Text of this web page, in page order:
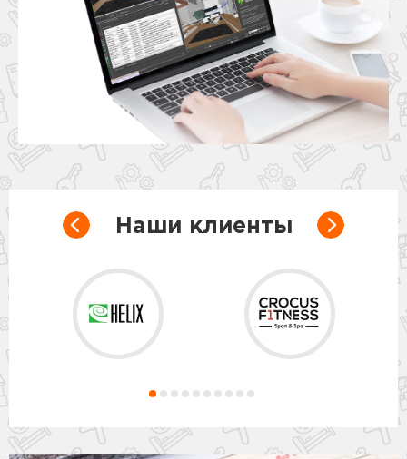
Наши клиенты